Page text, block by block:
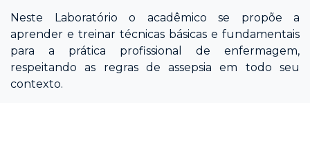
Neste Laboratório o acadêmico se propõe a
aprender e treinar técnicas básicas e fundamentais
para a prática profissional de enfermagem,
respeitando as regras de assepsia em todo seu
contexto.